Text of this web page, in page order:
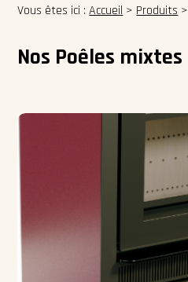
Vous êtes ici :Accueil > Produits >
Nos Poêles mixtes